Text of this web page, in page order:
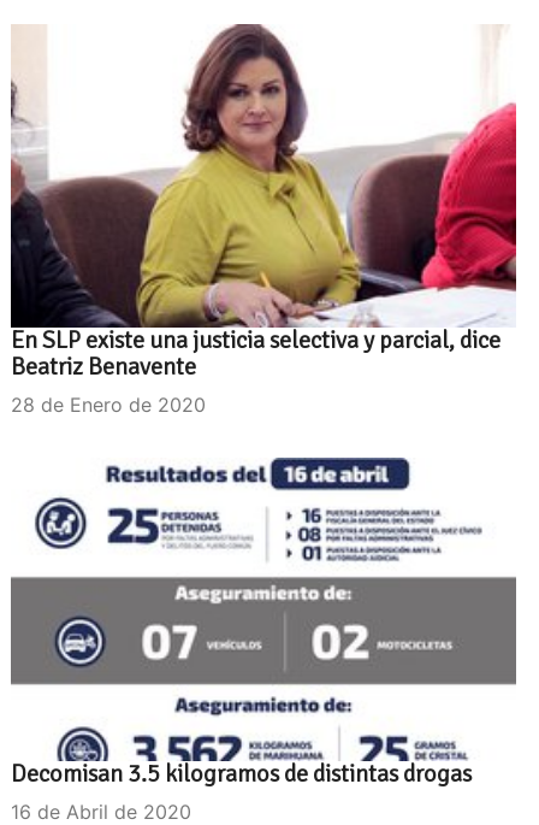
En SLP existe una justicia selectiva y parcial, dice
Beatriz Benavente
28 de Enero de 2020
Decomisan 3.5 kilogramos de distintas drogas
16 de Abril de 2020